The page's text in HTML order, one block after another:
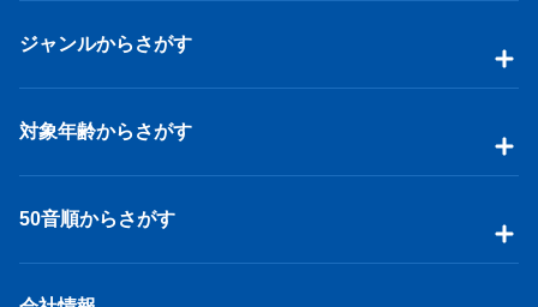
ジャンルからさがす
対象年齢からさがす
50音順からさがす